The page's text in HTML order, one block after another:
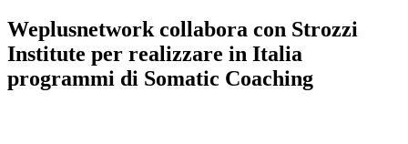
Weplusnetwork collabora con Strozzi
Institute per realizzare in Italia
programmi di Somatic Coaching